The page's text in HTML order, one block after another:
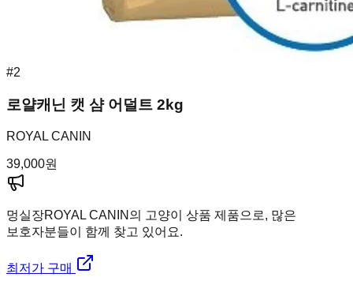
#2
로얄캐닌 캣 샴 어덜트 2kg
ROYAL CANIN
39,000원
멍실장ROYAL CANIN의 고양이 상품 제품으로, 많은
보호자분들이 함께 찾고 있어요.
최저가 구매